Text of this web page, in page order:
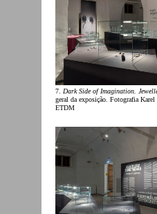
7. Dark Side of Imagination.
geral da exposição. Fotografia
ETDM